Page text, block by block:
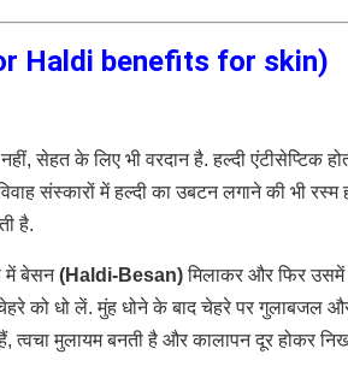
Haldi benefits for skin)
सेहत के लिए भी वरदान है. हल्दी एंटीसेप्टिक
संस्कारों में हल्दी का उबटन लगाने की भी रस्म
है.
में बेसन(Haldi-Besan)मिलाकर और फिर उसमें
को धो लें. मुंह धोने के बाद चेहरे पर गुलाबजल
त्वचा मुलायम बनती है और कालापन दूर होकर